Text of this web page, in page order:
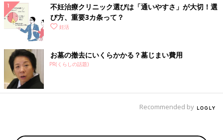
不妊治療クリニック選びは「通いやすさ」が大切！選
び方、重要3カ条って？
妊活
お墓の撤去にいくらかかる？墓じまい費用
PR(くらしの話題)
Recommended by